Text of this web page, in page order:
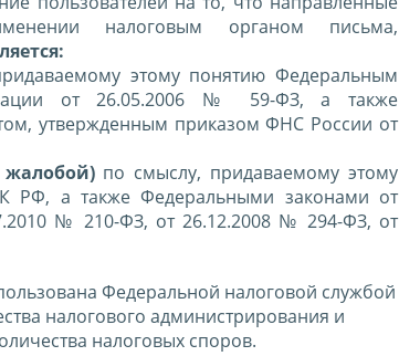
налоговым органом письма,
этому понятию Федеральным
от 26.05.2006 № 59-ФЗ, а также
утвержденным приказом ФНС России от
по смыслу, придаваемому этому
РФ, а также Федеральными законами от
№ 210-ФЗ, от 26.12.2008 № 294-ФЗ, от
Федеральной налоговой службой
налогового администрирования и
налоговых споров.